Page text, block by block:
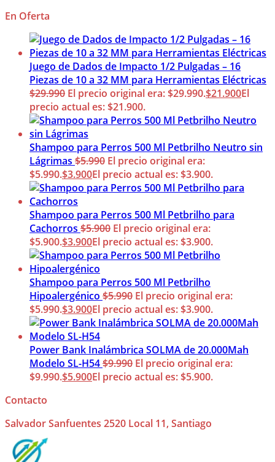
En Oferta
Juego de Dados de Impacto 1/2 Pulgadas – 16
Piezas de 10 a 32 MM para Herramientas Eléctricas
$29.990 El precio original era: $29.990.$21.900El
precio actual es: $21.900.
Shampoo para Perros 500 Ml Petbrilho Neutro sin
Lágrimas $5.990 El precio original era:
$5.990.$3.900El precio actual es: $3.900.
Shampoo para Perros 500 Ml Petbrilho para
Cachorros $5.900 El precio original era:
$5.900.$3.900El precio actual es: $3.900.
Shampoo para Perros 500 Ml Petbrilho
Hipoalergénico $5.990 El precio original era:
$5.990.$3.900El precio actual es: $3.900.
Power Bank Inalámbrica SOLMA de 20.000Mah
Modelo SL-H54$9.990 El precio original era:
$9.990.$5.900El precio actual es: $5.900.
Contacto
Salvador Sanfuentes 2520 Local 11, Santiago